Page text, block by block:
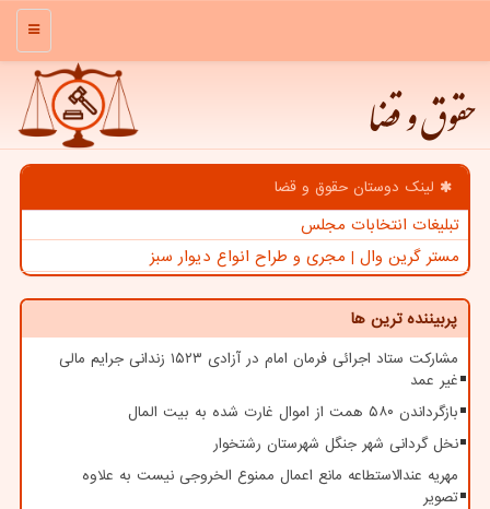
منو
حقوق و قضا
لینک دوستان حقوق و قضا
تبلیغات انتخابات مجلس
مستر گرین وال | مجری و طراح انواع دیوار سبز
پربیننده ترین ها
مشارکت ستاد اجرائی فرمان امام در آزادی ۱۵۲۳ زندانی جرایم مالی
غیر عمد
بازگرداندن ۵۸۰ همت از اموال غارت شده به بیت المال
نخل گردانی شهر جنگل شهرستان رشتخوار
مهریه عندالاستطاعه مانع اعمال ممنوع الخروجی نیست به علاوه
تصویر